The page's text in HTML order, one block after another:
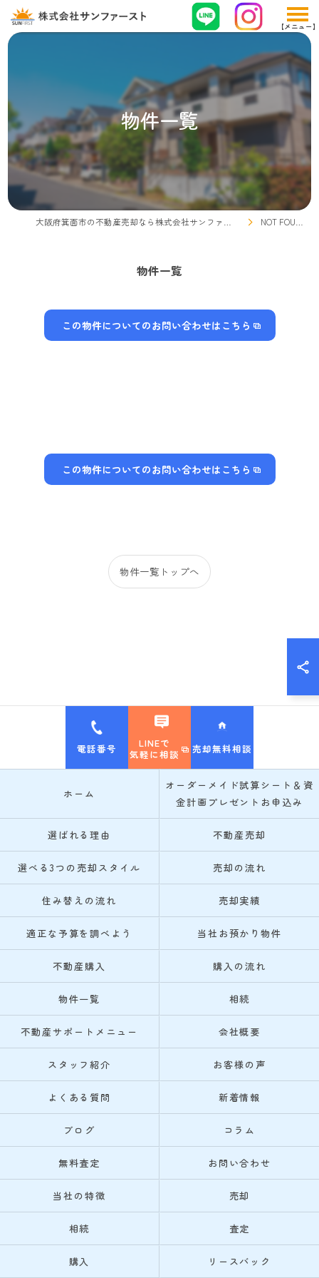
物件一覧
NOT FOUND
物件一覧
この物件についてのお問い合わせはこちら
この物件についてのお問い合わせはこちら
物件一覧トップへ
電話番号
LINEで
気軽に相談
売却無料相談
ホーム
オーダーメイド試算シート＆資
金計画プレゼントお申込み
選ばれる理由 不動産売却
選べる3つの売却スタイル 売却の流れ
住み替えの流れ 売却実績
適正な予算を調べよう 当社お預かり物件
不動産購入 購入の流れ
物件一覧 相続
不動産サポートメニュー 会社概要
スタッフ紹介 お客様の声
よくある質問 新着情報
ブログ コラム
無料査定 お問い合わせ
当社の特徴 売却
相続 査定
購入 リースバック